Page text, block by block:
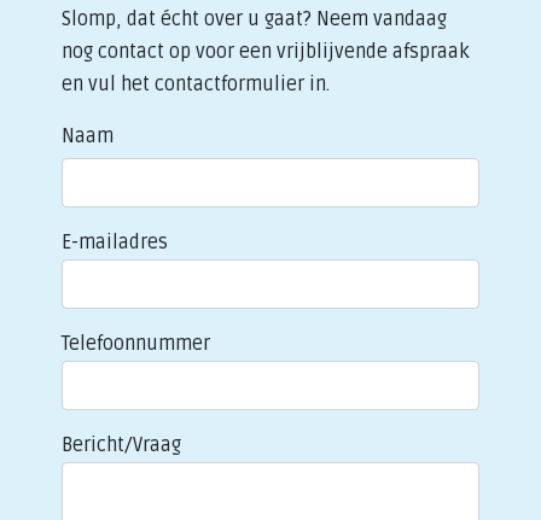
Slomp, dat écht over u gaat? Neem vandaag
nog contact op voor een vrijblijvende afspraak
en vul het contactformulier in.
Naam
E-mailadres
Telefoonnummer
Bericht/Vraag